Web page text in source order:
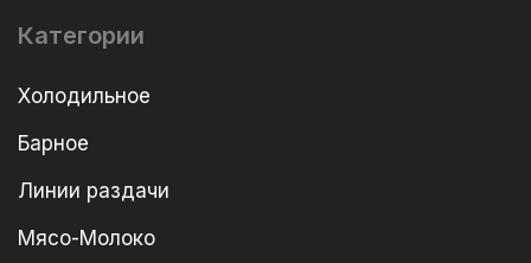
Категории
Холодильное
Барное
Линии раздачи
Мясо-Молоко